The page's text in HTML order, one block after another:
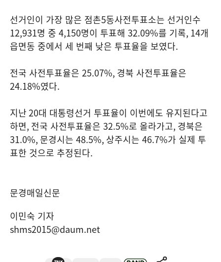
선거인이 가장 많은 점촌5동사전투표소는 선거인수
12,931명 중 4,150명이 투표해 32.09%를 기록, 14개
읍면동 중에서 세 번째 낮은 투표율을 보였다.
전국 사전투표율은 25.07%, 경북 사전투표율은
24.18%였다.
지난 20대 대통령선거 투표율이 이번에도 유지된다고
하면, 전국 사전투표율은 32.5%로 올라가고, 경북은
31.0%, 문경시는 48.5%, 상주시는 46.7%가 실제 투
표한 것으로 추정된다.
문경매일신문
이민숙 기자
shms2015@daum.net